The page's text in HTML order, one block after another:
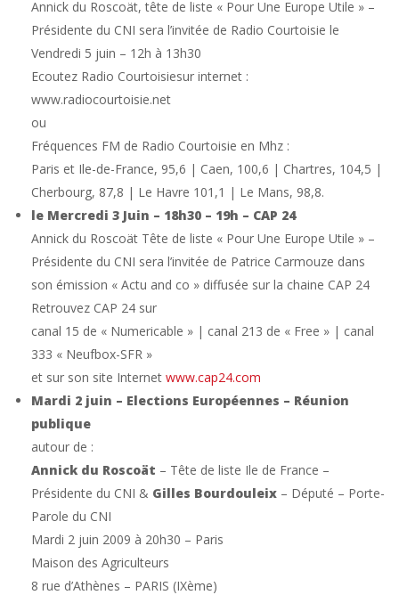
Annick du Roscoät, tête de liste « Pour Une Europe Utile » –
Présidente du CNI sera l’invitée de Radio Courtoisie le
Vendredi 5 juin – 12h à 13h30
Ecoutez Radio Courtoisiesur internet :
www.radiocourtoisie.net
ou
Fréquences FM de Radio Courtoisie en Mhz :
Paris et Ile-de-France, 95,6 | Caen, 100,6 | Chartres, 104,5 |
Cherbourg, 87,8 | Le Havre 101,1 | Le Mans, 98,8.
le Mercredi 3 Juin – 18h30 – 19h – CAP 24
Annick du Roscoät Tête de liste « Pour Une Europe Utile » –
Présidente du CNI sera l’invitée de Patrice Carmouze dans
son émission « Actu and co » diffusée sur la chaine CAP 24
Retrouvez CAP 24 sur
canal 15 de « Numericable » | canal 213 de « Free » | canal
333 « Neufbox-SFR »
et sur son site Internet www.cap24.com
Mardi 2 juin – Elections Européennes – Réunion
publique
autour de :
Annick du Roscoät – Tête de liste Ile de France –
Présidente du CNI & Gilles Bourdouleix – Député – Porte-
Parole du CNI
Mardi 2 juin 2009 à 20h30 – Paris
Maison des Agriculteurs
8 rue d’Athènes – PARIS (IXème)